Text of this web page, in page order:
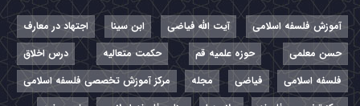
آموزش فلسفه اسلامی آیت الله فیاضی ابن سینا
اجتهاد در معارف
حسن معلمی
حوزه علمیه قم حکمت متعالیه
درس اخلاق
فلسفه اسلامی
فیاضی مجله
مرکز آموزش تخصصی فلسفه اسلامی